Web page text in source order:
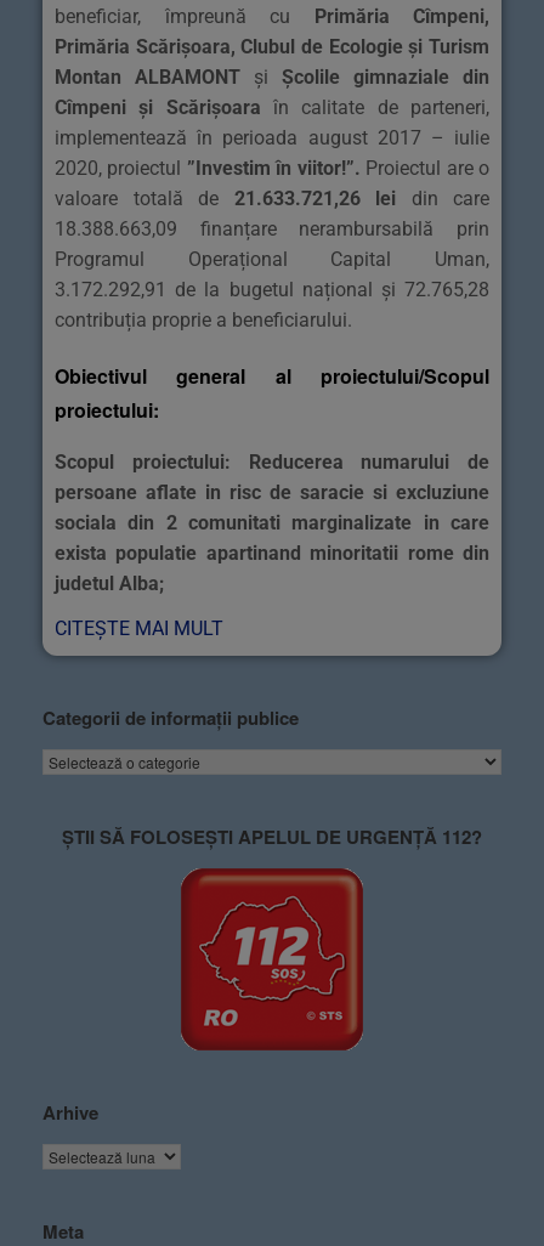
beneficiar, împreună cu
Primăria Cîmpeni,
Primăria Scărișoara, Clubul de Ecologie și Turism
Montan ALBAMONT și Școlile gimnaziale din
Cîmpeni și Scărișoara în calitate de parteneri,
implementează în perioada august 2017 – iulie
2020, proiectul ”Investim în viitor!”. Proiectul are o
valoare totală de 21.633.721,26 lei din care
18.388.663,09 finanțare nerambursabilă prin
Programul Operațional Capital Uman,
3.172.292,91 de la bugetul național și 72.765,28
contribuția proprie a beneficiarului.
Obiectivul general al proiectului/Scopul
proiectului:
Scopul proiectului: Reducerea numarului de
persoane aflate in risc de saracie si excluziune
sociala din 2 comunitati marginalizate in care
exista populatie apartinand minoritatii rome din
judetul Alba;
CITEȘTE MAI MULT
Categorii de informații publice
ȘTII SĂ FOLOSEȘTI APELUL DE URGENȚĂ 112?
Arhive
Meta